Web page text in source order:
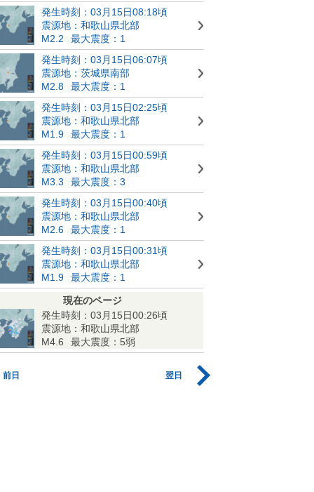
発生時刻：03月15日08:18頃
震源地：和歌山県北部
M2.2
最大震度：1
発生時刻：03月15日06:07頃
震源地：茨城県南部
M2.8
最大震度：1
発生時刻：03月15日02:25頃
震源地：和歌山県北部
M1.9
最大震度：1
発生時刻：03月15日00:59頃
震源地：和歌山県北部
M3.3
最大震度：3
発生時刻：03月15日00:40頃
震源地：和歌山県北部
M2.6
最大震度：1
発生時刻：03月15日00:31頃
震源地：和歌山県北部
M1.9
最大震度：1
現在のページ
発生時刻：03月15日00:26頃
震源地：和歌山県北部
M4.6
最大震度：5弱
前日 翌日